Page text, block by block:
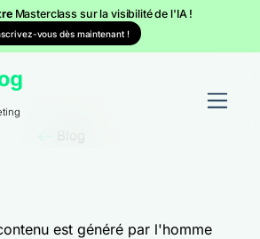
Masterclass sur la visibilité de l'IA !
vous dès maintenant !
est généré par l'homme